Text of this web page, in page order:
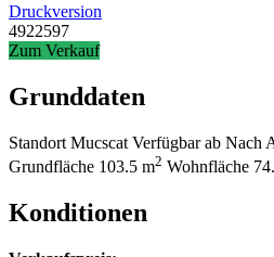
Druckversion
4922597
Zum Verkauf
Grunddaten
Standort Mucscat Verfügbar ab Nach
Grundfläche 103.5 m2 Wohnfläche
Konditionen